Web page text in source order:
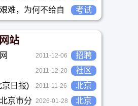
到底有什么魅力
难，为何不给自
充电，学一技之
考试
站
2011-12-06
招聘
2011-12-20
社区
京日报) 2011-11-26
北京
京市分 2026-01-28
北京